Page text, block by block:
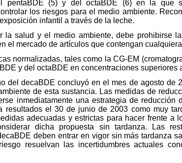
pentaBDE (5) y del octaBDE (6) en la que
los riesgos para el medio ambiente.
infantil a través de la leche.
la salud y el medio ambiente, debe prohibirse
el mercado de artículos que contengan
normalizadas, tales como la CG-EM
y del octaBDE en concentraciones superiores
del decaBDE concluyó en el mes de agosto de
de esta sustancia. Las medidas de
inmediatamente una estrategia de
resultados el 30 de junio de 2003 como muy
adecuadas y estrictas para hacer frente a
dicha propuesta sin tardanza. Las
deben entrar en vigor sin más tardanza
resuelvan las incertidumbres actuales